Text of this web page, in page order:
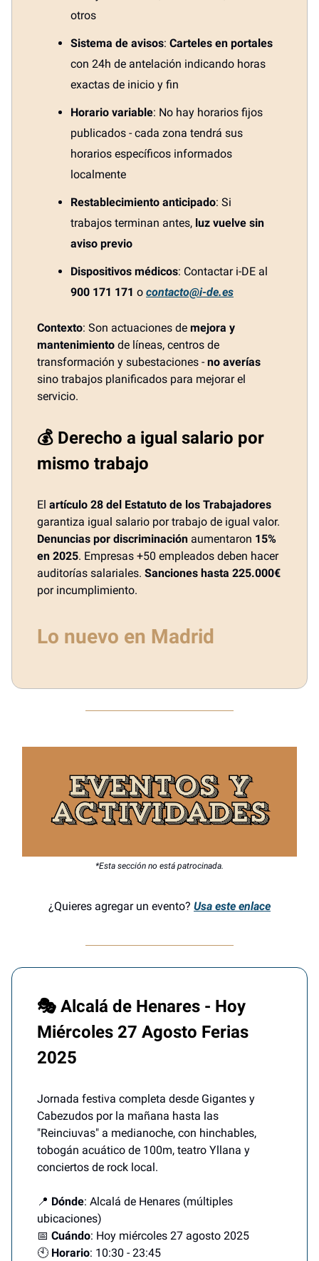
otros
Sistema de avisos: Carteles en portales
con 24h de antelación indicando horas
exactas de inicio y fin
Horario variable: No hay horarios fijos
publicados - cada zona tendrá sus
horarios específicos informados
localmente
Restablecimiento anticipado: Si
trabajos terminan antes, luz vuelve sin
aviso previo
Dispositivos médicos: Contactar i-DE al
900 171 171 o contacto@i-de.es
Contexto: Son actuaciones de mejora y
mantenimiento de líneas, centros de
transformación y subestaciones - no averías
sino trabajos planificados para mejorar el
servicio.
💰 Derecho a igual salario por
mismo trabajo
El artículo 28 del Estatuto de los Trabajadores
garantiza igual salario por trabajo de igual valor.
Denuncias por discriminación aumentaron 15%
en 2025. Empresas +50 empleados deben hacer
auditorías salariales. Sanciones hasta 225.000€
por incumplimiento.
Lo nuevo en Madrid
*Esta sección no está patrocinada.
¿Quieres agregar un evento? Usa este enlace
🎭 Alcalá de Henares - Hoy
Miércoles 27 Agosto Ferias
2025
Jornada festiva completa desde Gigantes y
Cabezudos por la mañana hasta las
"Reinciuvas" a medianoche, con hinchables,
tobogán acuático de 100m, teatro Yllana y
conciertos de rock local.
📍 Dónde: Alcalá de Henares (múltiples
ubicaciones)
📅 Cuándo: Hoy miércoles 27 agosto 2025
🕙 Horario: 10:30 - 23:45